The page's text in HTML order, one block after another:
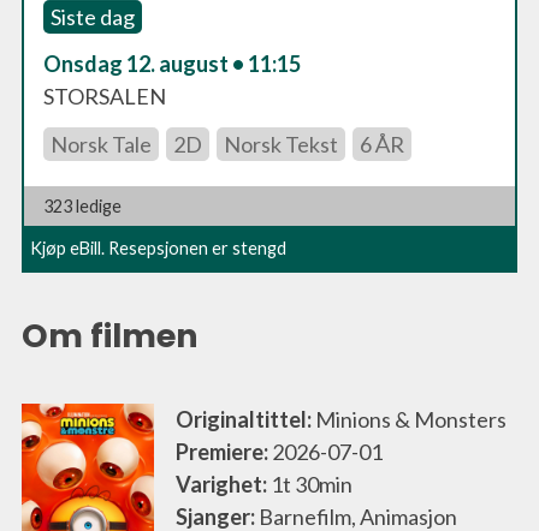
Siste dag
Onsdag 12. august • 11:15
STORSALEN
Norsk Tale
2D Norsk Tekst 6 ÅR
323 ledige
Kjøp eBill. Resepsjonen er stengd
Om filmen
Originaltittel: Minions & Monsters
Premiere:2026-07-01
Varighet: 1t 30min
Sjanger: Barnefilm, Animasjon